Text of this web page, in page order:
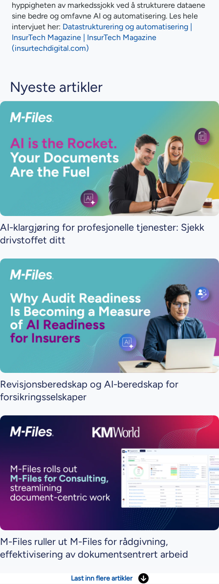
hyppigheten av markedssjokk ved å strukturere dataene
sine bedre og omfavne AI og automatisering. Les hele
intervjuet her: Datastrukturering og automatisering |
InsurTech Magazine | InsurTech Magazine
(insurtechdigital.com)
Nyeste artikler
AI-klargjøring for profesjonelle tjenester: Sjekk
drivstoffet ditt
Revisjonsberedskap og AI-beredskap for
forsikringsselskaper
M-Files ruller ut M-Files for rådgivning,
effektivisering av dokumentsentrert arbeid
Last inn flere artikler